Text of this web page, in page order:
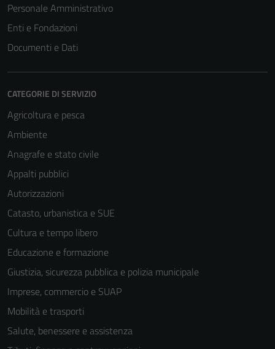
Personale Amministrativo
Enti e Fondazioni
Documenti e Dati
CATEGORIE DI SERVIZIO
Agricoltura e pesca
Ambiente
Anagrafe e stato civile
Appalti pubblici
Autorizzazioni
Catasto, urbanistica e SUE
Cultura e tempo libero
Educazione e formazione
Giustizia, sicurezza pubblica e polizia municipale
Imprese, commercio e SUAP
Mobilità e trasporti
Salute, benessere e assistenza
per il